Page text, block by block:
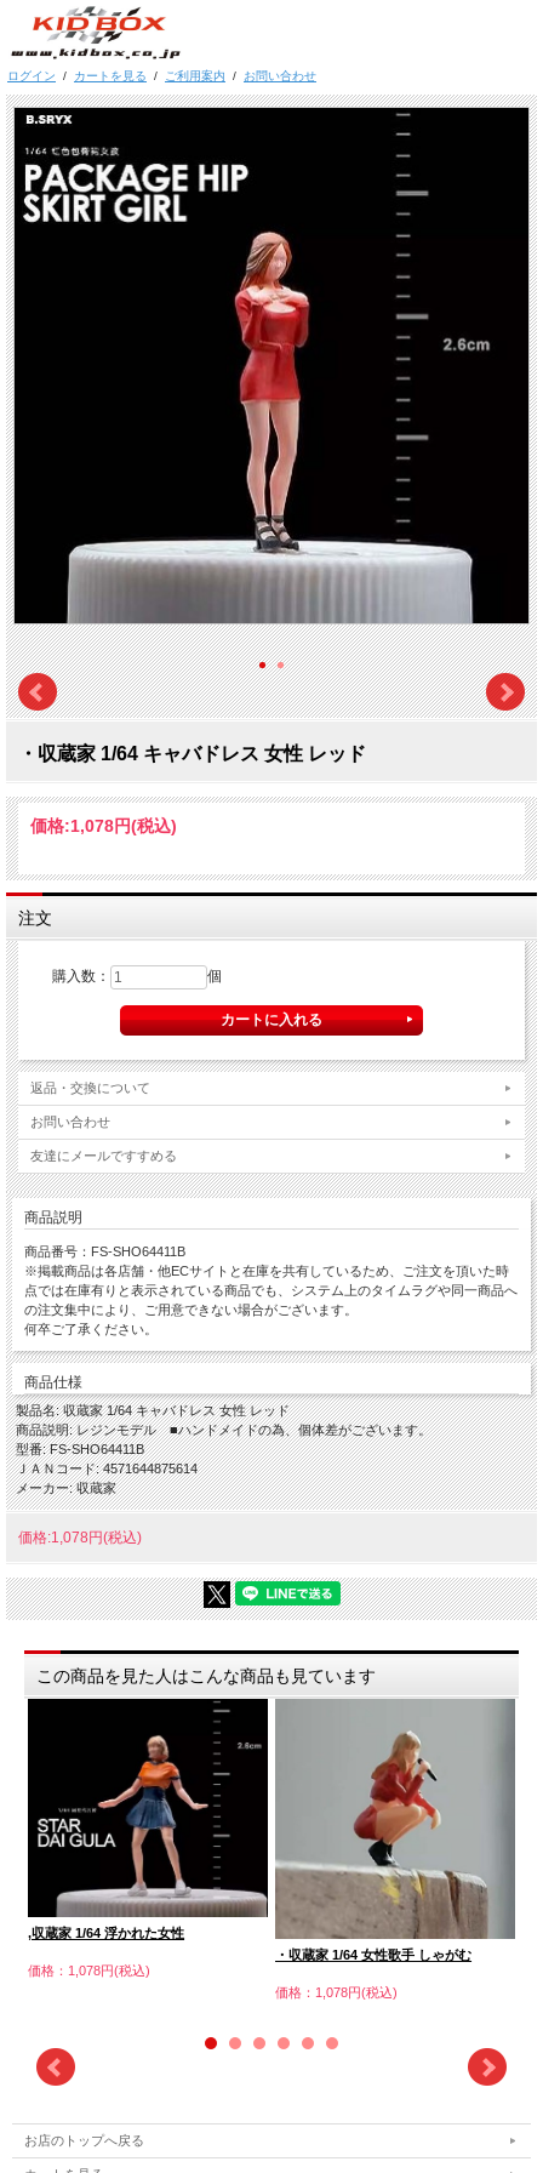
ログイン / カートを見る / ご利用案内 / お問い合わせ
・収蔵家 1/64 キャバドレス 女性 レッド
価格:1,078円(税込)
注文
購入数： 個
返品・交換について
お問い合わせ
友達にメールですすめる
商品説明
商品番号：FS-SHO64411B
※掲載商品は各店舗・他ECサイトと在庫を共有しているため、ご注文を頂いた時
点では在庫有りと表示されている商品でも、システム上のタイムラグや同一商品へ
の注文集中により、ご用意できない場合がございます。
何卒ご了承ください。
商品仕様
製品名: 収蔵家 1/64 キャバドレス 女性 レッド
商品説明: レジンモデル ■ハンドメイドの為、個体差がございます。
型番: FS-SHO64411B
ＪＡＮコード: 4571644875614
メーカー: 収蔵家
価格:1,078円(税込)
この商品を見た人はこんな商品も見ています
,収蔵家 1/64 浮かれた女性
価格：1,078円(税込)
・収蔵家 1/64 女性歌手 しゃがむ
価格：1,078円(税込)
お店のトップへ戻る